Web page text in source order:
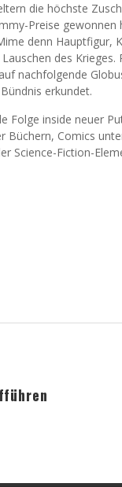
die höchste
Preise
denn
des
nachfolgende
erkundet.
Folge inside neuer
Büchern, Comics
Science-Fiction-